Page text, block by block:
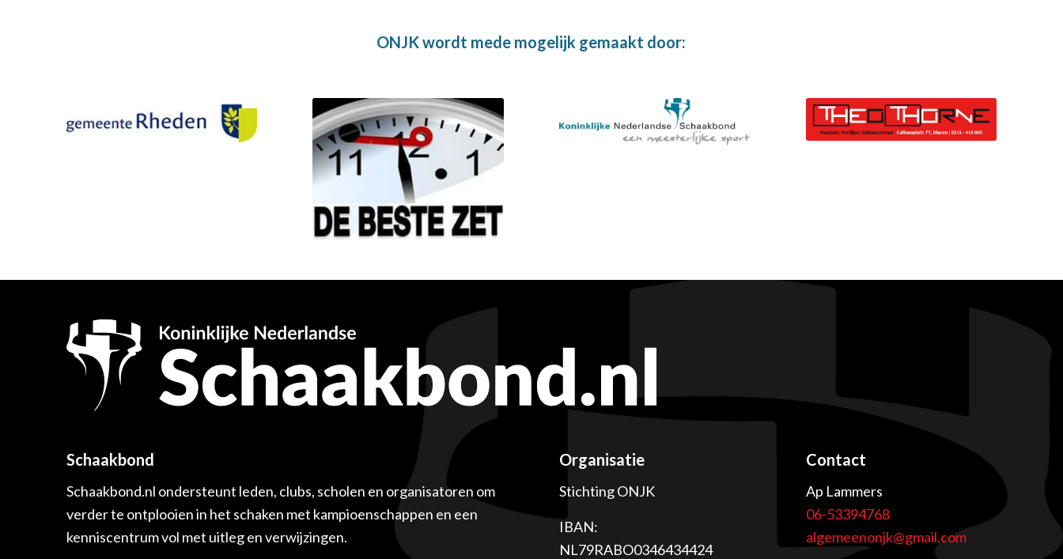
ONJK wordt mede mogelijk gemaakt door:
Schaakbond
Schaakbond.nl ondersteunt leden, clubs, scholen en organisatoren om
verder te ontplooien in het schaken met kampioenschappen en een
kenniscentrum vol met uitleg en verwijzingen.
Organisatie
Stichting ONJK
IBAN:
NL79RABO0346434424
Contact
Ap Lammers
06-53394768
algemeenonjk@gmail.com